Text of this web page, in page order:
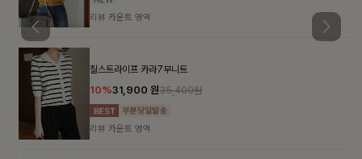
리뷰 카운트 영역
칠스트라이프 카라7부니트
10%31,900원35,400원
리뷰 카운트 영역